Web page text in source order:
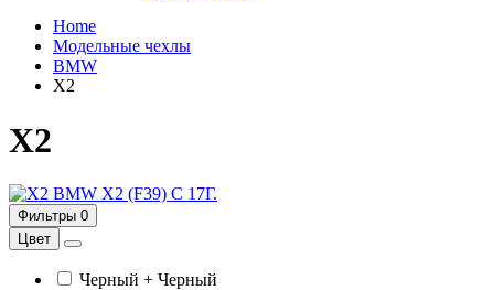
Home
Модельные чехлы
BMW
X2
X2
BMW X2 (F39) С 17Г.
Фильтры 0
Цвет
Черный + Черный